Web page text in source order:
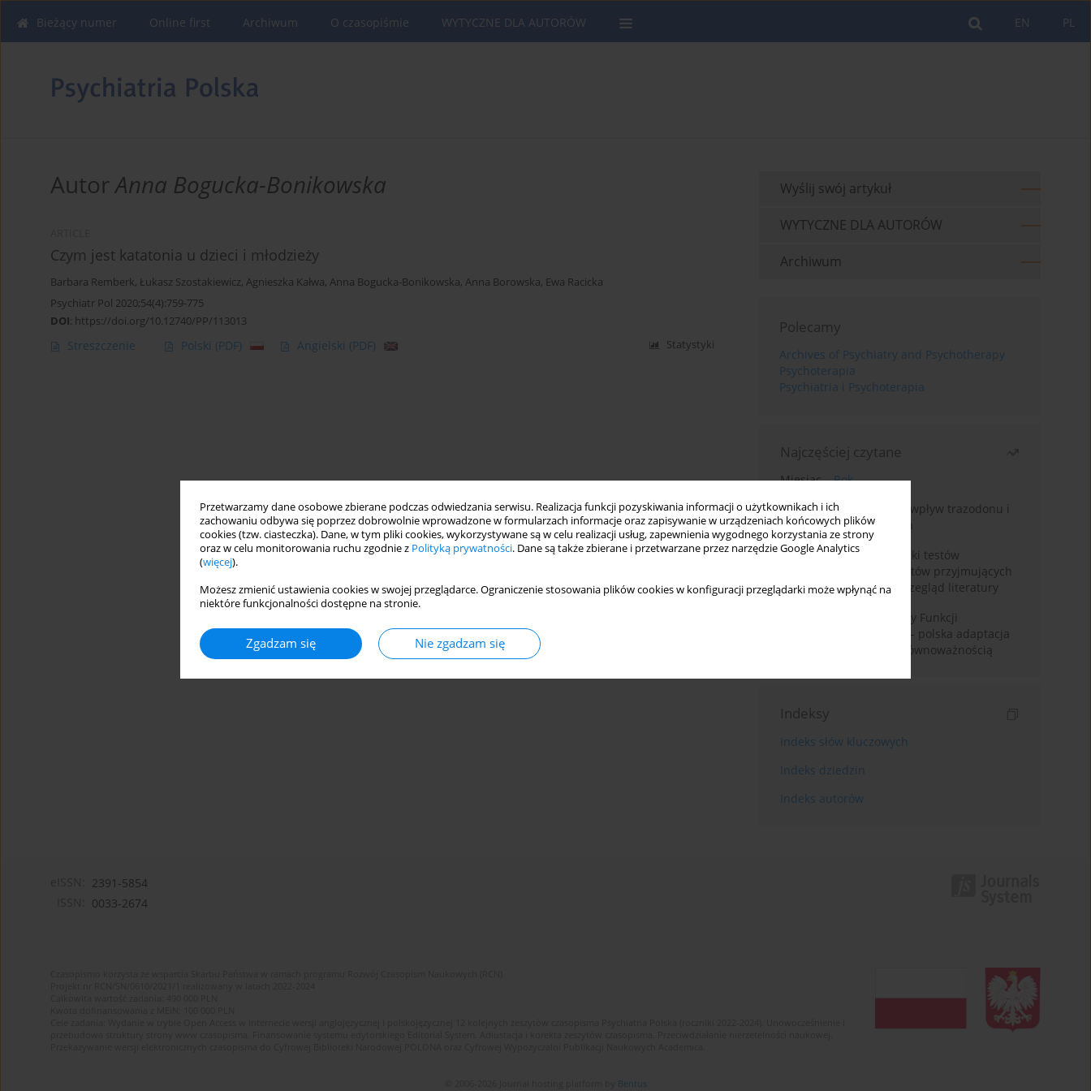
Przetwarzamy dane osobowe zbierane podczas odwiedzania serwisu. Realizacja funkcji pozyskiwania informacji o użytkownikach i ich
zachowaniu odbywa się poprzez dobrowolnie wprowadzone w formularzach informacje oraz zapisywanie w urządzeniach końcowych plików
cookies (tzw. ciasteczka). Dane, w tym pliki cookies, wykorzystywane są w celu realizacji usług, zapewnienia wygodnego korzystania ze strony
oraz w celu monitorowania ruchu zgodnie z Polityką prywatności. Dane są także zbierane i przetwarzane przez narzędzie Google Analytics
(więcej).
Możesz zmienić ustawienia cookies w swojej przeglądarce. Ograniczenie stosowania plików cookies w konfiguracji przeglądarki może wpłynąć na
niektóre funkcjonalności dostępne na stronie.
Zgadzam się Nie zgadzam się
PL
EN
Bieżący numer Online first Archiwum O czasopiśmie WYTYCZNE DLA AUTORÓW
AutorAnna Bogucka-Bonikowska
Czym jest katatonia u dzieci i młodzieży
Barbara Remberk, Łukasz Szostakiewicz, Agnieszka Kałwa, Anna Bogucka-Bonikowska, Anna Borowska, Ewa Racicka
Psychiatr Pol 2020;54(4):759-775
DOI: https://doi.org/10.12740/PP/113013
Streszczenie Polski (PDF) Angielski (PDF) Statystyki
Wyślij swój artykuł
WYTYCZNE DLA AUTORÓW
Archiwum
Polecamy
Archives of Psychiatry and Psychotherapy
Psychoterapia
Psychiatria i Psychoterapia
Najczęściej czytane
Miesiąc
Rok
Leczenie bezsenności – wpływ trazodonu i
leków nasennych na sen
Fałszywie dodatnie wyniki testów
narkotykowych u pacjentów przyjmujących
leki psychotropowe – przegląd literatury
Montrealska Skala Oceny Funkcji
Poznawczych MoCA 7.2.– polska adaptacja
metody i badania nad równoważnością
Indeksy
Indeks słów kluczowych
Indeks dziedzin
Indeks autorów
2391-5854
0033-2674
Bentus